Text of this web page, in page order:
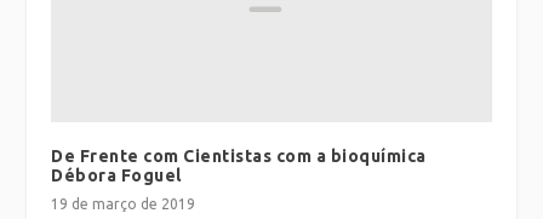
De Frente com Cientistas com a bioquímica
Débora Foguel
19 de março de 2019